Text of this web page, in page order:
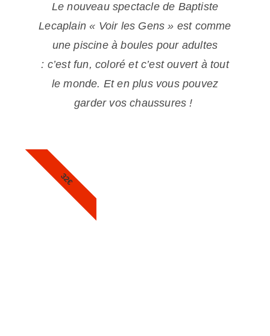
Le nouveau spectacle de Baptiste
Lecaplain « Voir les Gens » est comme
une piscine à boules pour adultes
: c’est fun, coloré et c’est ouvert à tout
le monde. Et en plus vous pouvez
garder vos chaussures !
32€